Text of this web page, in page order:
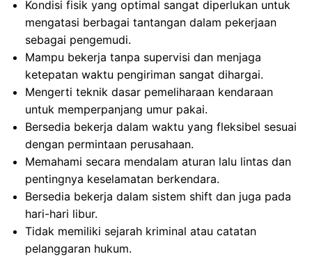
Kondisi fisik yang optimal sangat diperlukan untuk
mengatasi berbagai tantangan dalam pekerjaan
sebagai pengemudi.
Mampu bekerja tanpa supervisi dan menjaga
ketepatan waktu pengiriman sangat dihargai.
Mengerti teknik dasar pemeliharaan kendaraan
untuk memperpanjang umur pakai.
Bersedia bekerja dalam waktu yang fleksibel sesuai
dengan permintaan perusahaan.
Memahami secara mendalam aturan lalu lintas dan
pentingnya keselamatan berkendara.
Bersedia bekerja dalam sistem shift dan juga pada
hari-hari libur.
Tidak memiliki sejarah kriminal atau catatan
pelanggaran hukum.